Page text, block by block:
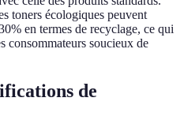
toners écologiques peuvent
en termes de recyclage, ce qui
soucieux de
de